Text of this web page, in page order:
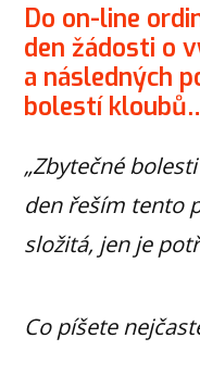
Do on-line
den žádosti o
a následných
bolestí
„Zbytečné
den řeším tento
složitá, jen je
Co píšete